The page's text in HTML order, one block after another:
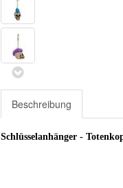
Beschreibung
Schlüsselanhänger -